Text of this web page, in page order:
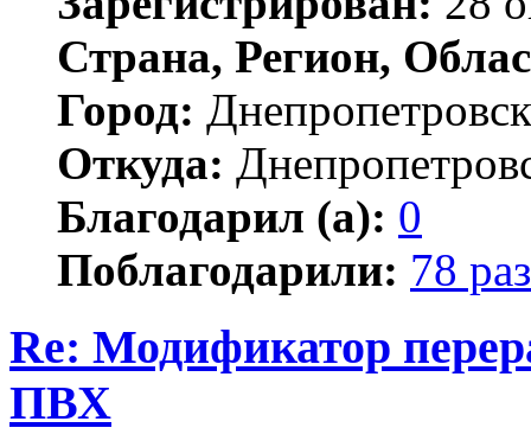
Страна, Регион,
Город: Днепропетровск
Откуда:
Благодарил (а): 0
Поблагодарили: 78 раз
Re: Модификатор
ПВХ